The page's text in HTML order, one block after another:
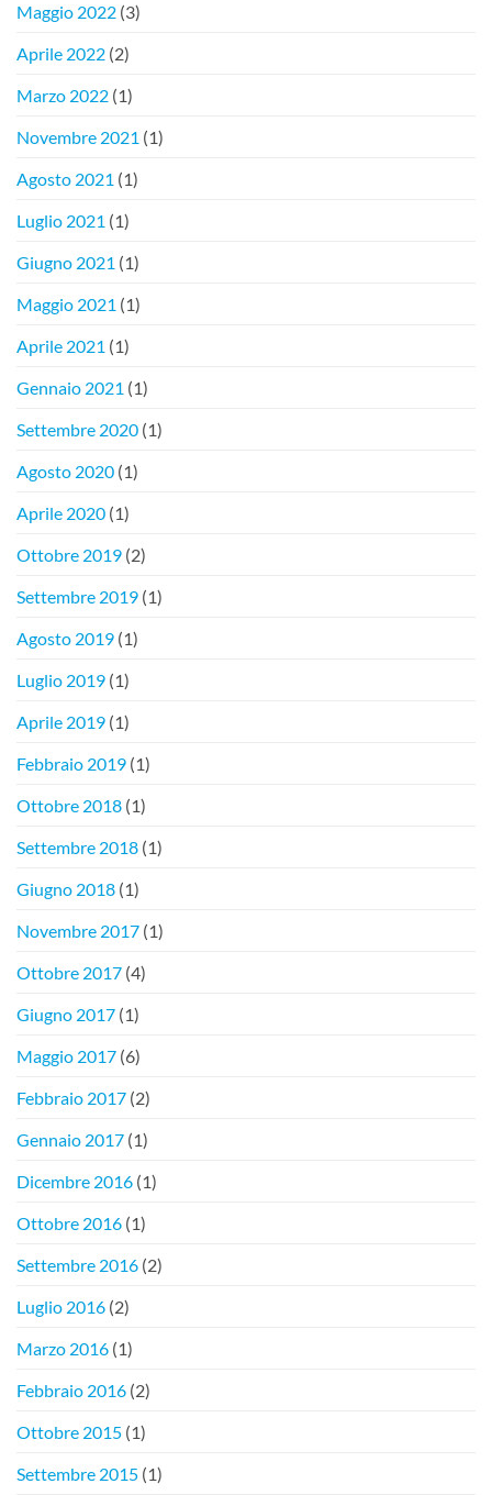
Maggio 2022 (3)
Aprile 2022 (2)
Marzo 2022 (1)
Novembre 2021 (1)
Agosto 2021 (1)
Luglio 2021 (1)
Giugno 2021 (1)
Maggio 2021 (1)
Aprile 2021 (1)
Gennaio 2021 (1)
Settembre 2020 (1)
Agosto 2020 (1)
Aprile 2020 (1)
Ottobre 2019 (2)
Settembre 2019 (1)
Agosto 2019 (1)
Luglio 2019 (1)
Aprile 2019 (1)
Febbraio 2019 (1)
Ottobre 2018 (1)
Settembre 2018 (1)
Giugno 2018 (1)
Novembre 2017 (1)
Ottobre 2017 (4)
Giugno 2017 (1)
Maggio 2017 (6)
Febbraio 2017 (2)
Gennaio 2017 (1)
Dicembre 2016 (1)
Ottobre 2016 (1)
Settembre 2016 (2)
Luglio 2016 (2)
Marzo 2016 (1)
Febbraio 2016 (2)
Ottobre 2015 (1)
Settembre 2015 (1)